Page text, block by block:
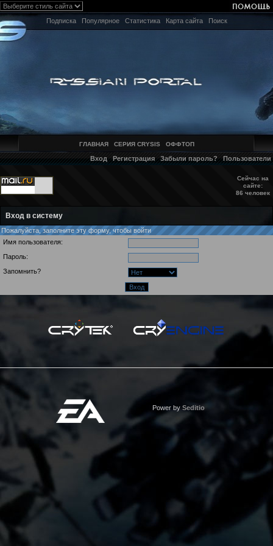
Подписка Популярное Статистика Карта сайта Поиск
ГЛАВНАЯ СЕРИЯ CRYSIS ОФФТОП
Вход Регистрация Забыли пароль? Пользователи
Сейчас на
сайте:
86 человек
Вход в систему
Пожалуйста, заполните эту форму, чтобы войти
Имя пользователя:
Пароль:
Запомнить?
Power by Seditio